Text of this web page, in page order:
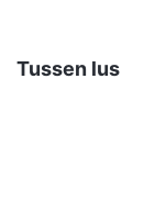
Tussen lus